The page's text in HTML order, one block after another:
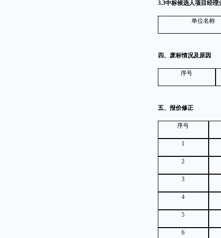
3.3中标候选人项目经理
单位名称
四、废标情况及原因
序号
五、报价修正
序号
1
2
3
4
5
6